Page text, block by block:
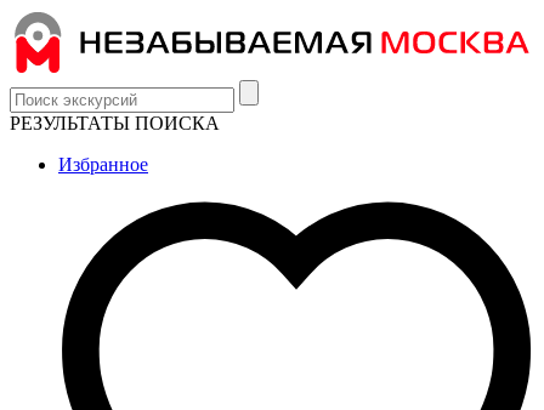
РЕЗУЛЬТАТЫ ПОИСКА
Избранное